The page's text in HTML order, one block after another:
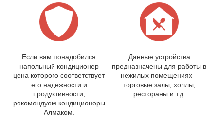
Если вам понадобился
напольный кондиционер
цена которого соответствует
его надежности и
продуктивности,
рекомендуем кондиционеры
Алмаком.
Данные устройства
предназначены для работы в
нежилых помещениях –
торговые залы, холлы,
рестораны и т.д.